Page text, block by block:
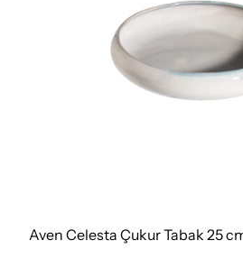
Aven Celesta Çukur Tabak 25